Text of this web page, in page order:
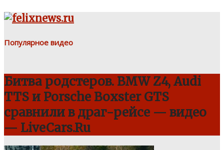
Популярное видео
Битва родстеров. BMW Z4, Audi
TTS и Porsche Boxster GTS
сравнили в драг-рейсе — видео
— LiveCars.Ru